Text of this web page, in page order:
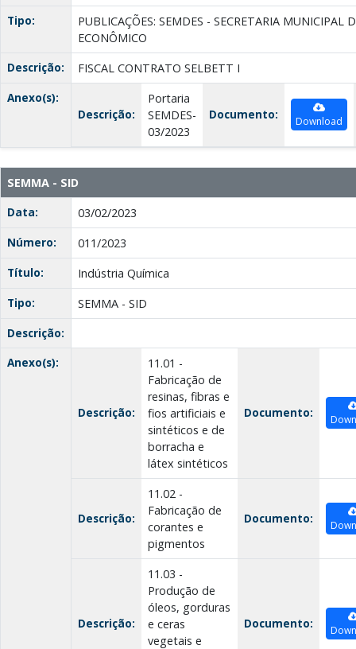
Tipo:
PUBLICAÇÕES: SEMDES - SECRETARIA MUNICIPAL
ECONÔMICO
Descrição:
FISCAL CONTRATO SELBETT I
Anexo(s):
Descrição:
Portaria
SEMDES-
03/2023
Documento: Download
SEMMA - SID
Data:
03/02/2023
Número:
011/2023
Título:
Indústria Química
Tipo:
SEMMA - SID
Descrição:
Anexo(s):
Descrição:
11.01 -
Fabricação de
resinas, fibras e
fios artificiais e
sintéticos e de
borracha e
látex sintéticos
Documento:
Descrição:
11.02 -
Fabricação de
corantes e
pigmentos
Documento:
Descrição:
11.03 -
Produção de
óleos, gorduras
e ceras
vegetais e
Documento: